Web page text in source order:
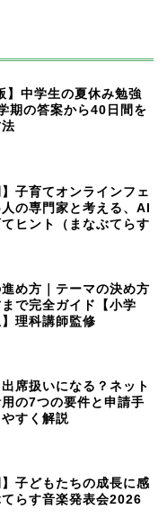
】中学生の夏休み勉強
の答案から40日間を
】子育てオンラインフェ
の専門家と考える、AI
ヒント（まなぶてらす
め方｜テーマの決め方
で完全ガイド【小学
理科講師監修
席扱いになる？ネット
の7つの要件と申請手
すく解説
】子どもたちの成長に感
らす音楽発表会2026